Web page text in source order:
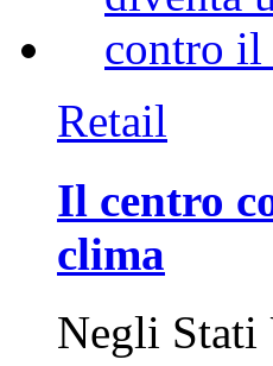
Retail
Il centro
clima
Negli Stati